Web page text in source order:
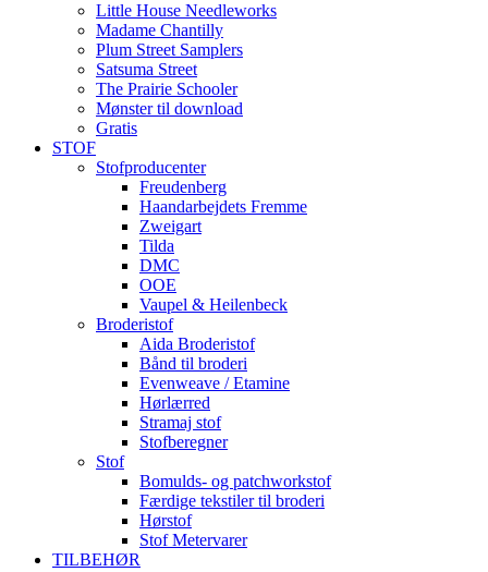
Little House Needleworks
Madame Chantilly
Plum Street Samplers
Satsuma Street
The Prairie Schooler
Mønster til download
Gratis
STOF
Stofproducenter
Freudenberg
Haandarbejdets Fremme
Zweigart
Tilda
DMC
OOE
Vaupel & Heilenbeck
Broderistof
Aida Broderistof
Bånd til broderi
Evenweave / Etamine
Hørlærred
Stramaj stof
Stofberegner
Stof
Bomulds- og patchworkstof
Færdige tekstiler til broderi
Hørstof
Stof Metervarer
TILBEHØR